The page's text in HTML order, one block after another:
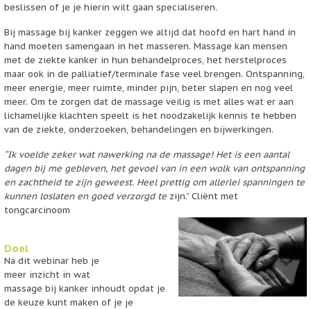
beslissen of je je hierin wilt gaan specialiseren.
Bij massage bij kanker zeggen we altijd dat hoofd en hart hand in
hand moeten samengaan in het masseren. Massage kan mensen
met de ziekte kanker in hun behandelproces, het herstelproces
maar ook in de palliatief/terminale fase veel brengen. Ontspanning,
meer energie, meer ruimte, minder pijn, beter slapen en nog veel
meer. Om te zorgen dat de massage veilig is met alles wat er aan
lichamelijke klachten speelt is het noodzakelijk kennis te hebben
van de ziekte, onderzoeken, behandelingen en bijwerkingen.
“Ik voelde zeker wat nawerking na de massage! Het is een aantal
dagen bij me gebleven, het gevoel van in een wolk van ontspanning
en zachtheid te zijn geweest. Heel prettig om allerlei spanningen te
kunnen loslaten en goed verzorgd te zijn.” Cliënt met
tongcarcinoom
Doel
Na dit webinar heb je
meer inzicht in wat
massage bij kanker inhoudt opdat je
de keuze kunt maken of je je